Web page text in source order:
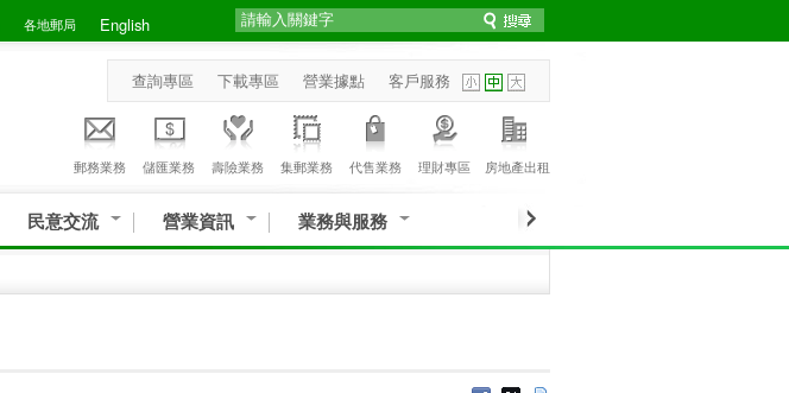
各地郵局 English
查詢專區 下載專區 營業據點 客戶服務
郵務業務 儲匯業務 壽險業務 集郵業務 代售業務 理財專區 房地產出租
民意交流 營業資訊 業務與服務